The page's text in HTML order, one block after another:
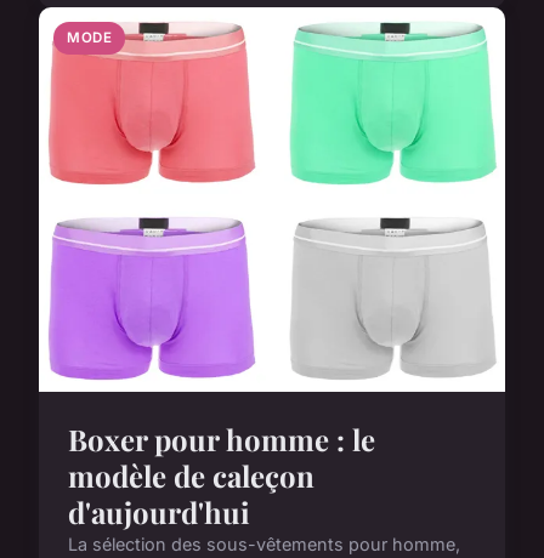
MODE
Boxer pour homme : le
modèle de caleçon
d'aujourd'hui
La sélection des sous-vêtements pour homme,